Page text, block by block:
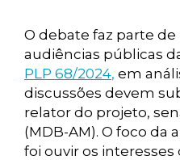
O debate faz parte de
audiências públicas
PLP 68/2024, em
discussões devem
relator do projeto,
(MDB-AM). O foco da
foi ouvir os interesses